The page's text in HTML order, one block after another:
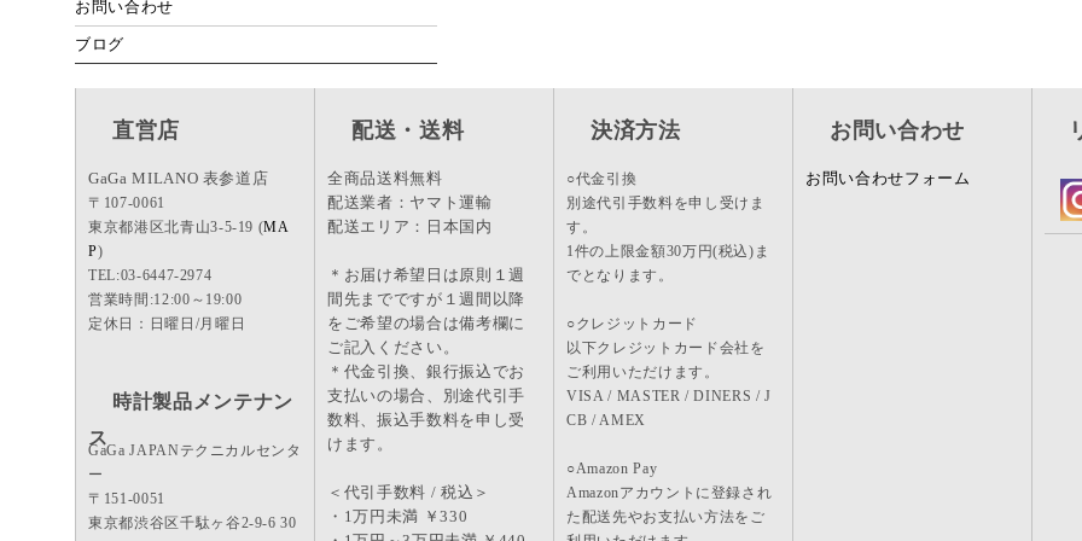
お問い合わせ
ブログ
直営店
GaGa MILANO 表参道店
〒107-0061
東京都港区北青山3-5-19 (MA
P)
TEL:03-6447-2974
営業時間:12:00～19:00
定休日：日曜日/月曜日
時計製品メンテナン
ス
GaGa JAPANテクニカルセンタ
ー
〒151-0051
東京都渋谷区千駄ヶ谷2-9-6 30
配送・送料
全商品送料無料
配送業者：ヤマト運輸
配送エリア：日本国内
＊お届け希望日は原則１週
間先までですが１週間以降
をご希望の場合は備考欄に
ご記入ください。
＊代金引換、銀行振込でお
支払いの場合、別途代引手
数料、振込手数料を申し受
けます。
＜代引手数料 / 税込＞
・1万円未満 ￥330
決済方法
○代金引換
別途代引手数料を申し受けま
す。
1件の上限金額30万円(税込)ま
でとなります。
○クレジットカード
以下クレジットカード会社を
ご利用いただけます。
VISA / MASTER / DINERS / J
CB / AMEX
○Amazon Pay
Amazonアカウントに登録され
た配送先やお支払い方法をご
お問い合わせ
お問い合わせフォーム